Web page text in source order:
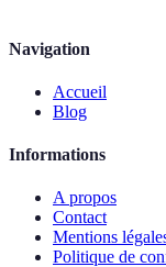
Navigation
Accueil
Blog
Informations
A propos
Contact
Mentions
Politique de